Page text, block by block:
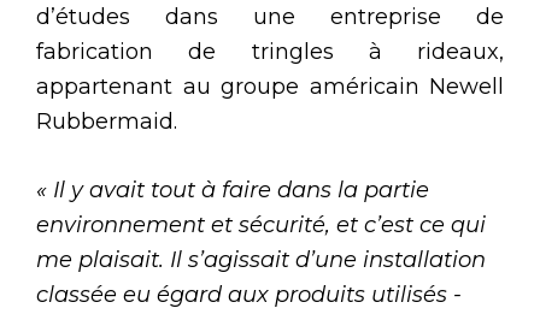
d’études dans une entreprise de
fabrication de tringles à rideaux,
appartenant au groupe américain Newell
Rubbermaid.
« Il y avait tout à faire dans la partie
environnement et sécurité, et c’est ce qui
me plaisait. Il s’agissait d’une installation
classée eu égard aux produits utilisés -